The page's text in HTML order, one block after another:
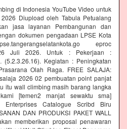
di Indonesia YouTube Video untuk
Diupload oleh Tabula Petualang
jasa layanan Pembangunan dan
dokumen pengadaan LPSE Kota
eproc
Juli 2026. Untuk : Pekerjaan :
(5.2.3.26.16). Kegiatan : Peningkatan
Olah Raga. FREE SALAJA:
2026 02 pembuatan point panjat
itu wall climbing masih barang langka
[temen2 manjat sewaktu sma]
Enterprises Catalogue Scribd Biru
DAN PRODUKSI PAKET WALL
memberikan proposal penawaran